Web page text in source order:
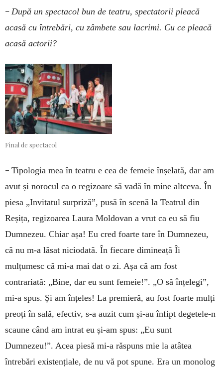
– După un spectacol bun de teatru, spectatorii pleacă
acasă cu întrebări, cu zâmbete sau lacrimi. Cu ce pleacă
acasă actorii?
Final de spectacol
– Tipologia mea în teatru e cea de femeie înșelată, dar am
avut și norocul ca o regizoare să vadă în mine altceva. În
piesa „Invitatul surpriză”, pusă în scenă la Teatrul din
Reșița, regizoarea Laura Moldovan a vrut ca eu să fiu
Dumnezeu. Chiar așa! Eu cred foarte tare în Dumnezeu,
că nu m-a lăsat niciodată. În fiecare dimineață Îi
mulțumesc că mi-a mai dat o zi. Așa că am fost
contrariată: „Bine, dar eu sunt femeie!”. „O să înțelegi”,
mi-a spus. Și am înțeles! La premieră, au fost foarte mulți
preoți în sală, efectiv, s-a auzit cum și-au înfipt degetele-n
scaune când am intrat eu și-am spus: „Eu sunt
Dumnezeu!”. Acea piesă mi-a răspuns mie la atâtea
întrebări existențiale, de nu vă pot spune. Era un monolog